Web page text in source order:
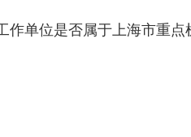
位是否属于上海市重点